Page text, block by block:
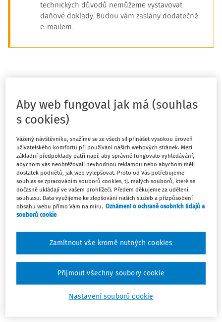
technických důvodů nemůžeme vystavovat
daňové doklady. Budou vám zaslány dodatečně
e-mailem.
Jedna cena za vše
Zaplatíte jednu cenu a máte přístup k veškerému obsahu, který
Vyberte si, jestli chcete platit měsíčně, nebo ročně a ušetřit více
než 2 000 Kč.
Měsíčně
490
Kč bez DPH
593 Kč vč. DPH
Speciální nabídka
Ročně
3 500
Kč bez DPH
Objednat a ušetřit 2 380 Kč
Aby web fungoval jak má (souhlas
s cookies)
Vážený návštěvníku, snažíme se ze všech sil přinášet vysokou úroveň
uživatelského komfortu při používání našich webových stránek. Mezi
základní předpoklady patří např. aby správně fungovalo vyhledávání,
abychom vás neobtěžovali nevhodnou reklamou nebo abychom měli
dostatek podnětů, jak web vylepšovat. Proto od Vás potřebujeme
souhlas se zpracováním souborů cookies, tj. malých souborů, které se
dočasně ukládají ve vašem prohlížeči. Předem děkujeme za udělení
souhlasu. Data využijeme ke zlepšování našich služeb a přizpůsobení
obsahu webu přímo Vám na míru. Oznámení o ochraně osobních údajů a
souborů cookie
Nastavení souborů cookie
Zamítnout vše kromě nutných cookies
Přijmout všechny soubory cookie